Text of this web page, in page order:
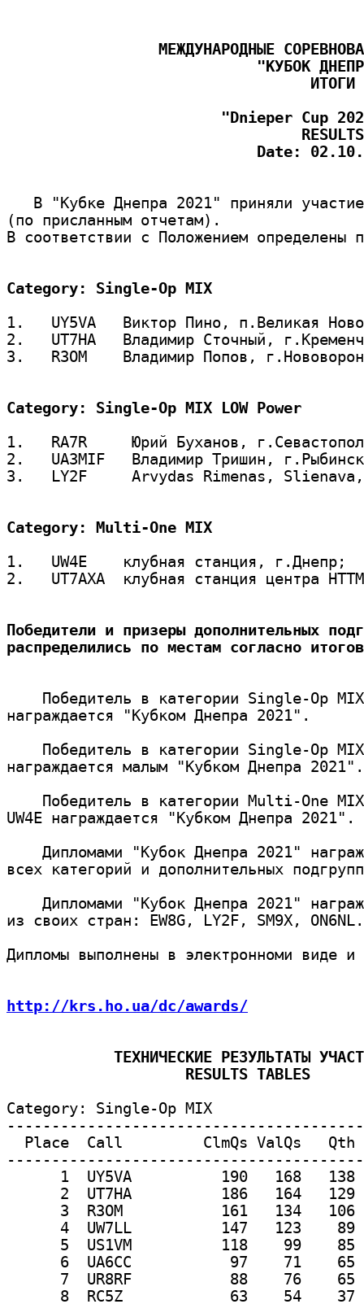
"КУБОК
                                 RESULTS
Date:
В "Кубке Днепра 2021" приняли
(по
В соответствии с Положением определены
Category: Single-Op MIX
1.   UY5VA   Виктор Пино, п.Великая
2.   UT7HA   Владимир Сточный,
3.   R3OM    Владимир Попов,
Category: Single-Op MIX LOW Power
1.   RA7R     Юрий Буханов,
2.   UA3MIF   Владимир Тришин,
3.   LY2F     Arvydas Rimenas,
Category: Multi-One MIX
1.   UW4E    клубная станция, г.Днепр;
2.   UT7AXA  клубная станция центра
Победители и призеры дополнительных
распределились по местам согласно
Победитель в категории Single-Op
награждается "Кубком Днепра 2021".
Победитель в категории Single-Op
награждается малым "Кубком Днепра 2021".
Победитель в категории Multi-One
UW4E награждается "Кубком Днепра 2021".
Дипломами "Кубок Днепра 2021"
всех категорий и дополнительных
Дипломами "Кубок Днепра 2021"
из своих стран: EW8G, LY2F, SM9X, ON6NL.
Дипломы выполнены в электронноми виде
http://krs.ho.ua/dc/awards/
ТЕХНИЧЕСКИЕ РЕЗУЛЬТАТЫ
                    RESULTS TABLES